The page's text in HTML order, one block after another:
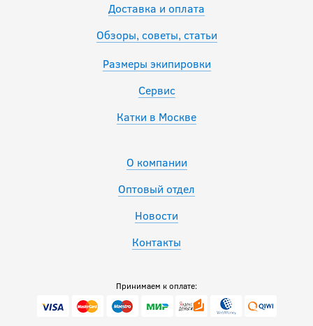
Доставка и оплата
Обзоры, советы, статьи
Размеры экипировки
Сервис
Катки в Москве
О компании
Оптовый отдел
Новости
Контакты
Принимаем к оплате: